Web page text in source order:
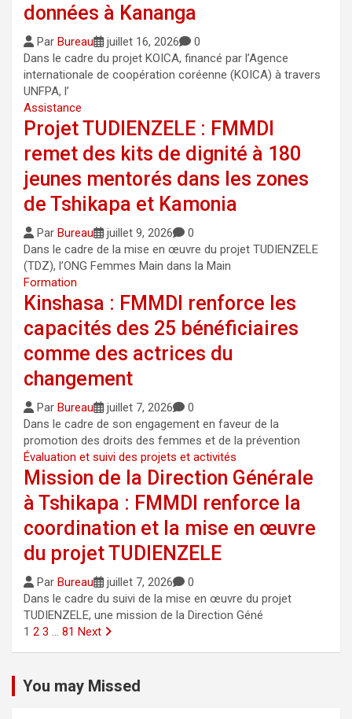
données à Kananga
Par Bureau juillet 16, 2026
0
Dans le cadre du projet KOICA, financé par l’Agence
internationale de coopération coréenne (KOICA) à travers
UNFPA, l’
Assistance
Projet TUDIENZELE : FMMDI
remet des kits de dignité à 180
jeunes mentorés dans les zones
de Tshikapa et Kamonia
Par Bureau juillet 9, 2026
0
Dans le cadre de la mise en œuvre du projet TUDIENZELE
(TDZ), l’ONG Femmes Main dans la Main
Formation
Kinshasa : FMMDI renforce les
capacités des 25 bénéficiaires
comme des actrices du
changement
Par Bureau juillet 7, 2026
0
Dans le cadre de son engagement en faveur de la
promotion des droits des femmes et de la prévention
Évaluation et suivi des projets et activités
Mission de la Direction Générale
à Tshikapa : FMMDI renforce la
coordination et la mise en œuvre
du projet TUDIENZELE
Par Bureau juillet 7, 2026
0
Dans le cadre du suivi de la mise en œuvre du projet
TUDIENZELE, une mission de la Direction Géné
1 2 3 … 81 Next
You may Missed